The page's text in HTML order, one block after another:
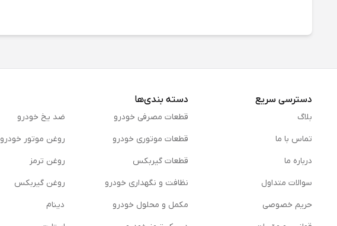
دسترسی سریع
بلاگ
تماس با ما
درباره ما
سوالات متداول
حریم خصوصی
دسته بندی‌ها
قطعات مصرفی خودرو
قطعات موتوری خودرو
قطعات گیربکس
نظافت و نگهداری خودرو
مكمل و محلول خودرو
ضد یخ خودرو
روغن موتور خودرو
روغن ترمز
روغن گیربكس
دینام